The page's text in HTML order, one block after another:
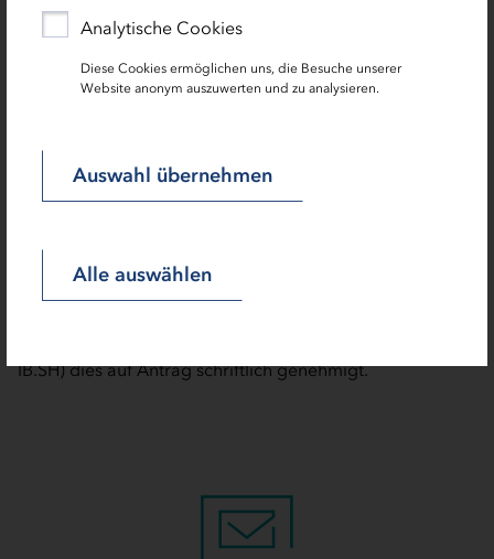
Analytische Cookies
Diese Cookies ermöglichen uns, die Besuche unserer
Website anonym auszuwerten und zu analysieren.
Auswahl übernehmen
Alle auswählen
Ihres geplanten Vorhabens zur Verfügung und berät Sie
bei der Antragsvorbereitung.
Wichtiger Hinweis für Antragstellende
Gemäß Ziffer 1.3 der Verwaltungsvorschriften (VV) zu §
44 Landeshaushaltsordnung Schleswig-Holstein (LHO)
worden sind. Hiervon abweichend darf mit dem
Vorhaben vor der abschließenden Förderentscheidung
IB.SH) dies auf Antrag schriftlich genehmigt.